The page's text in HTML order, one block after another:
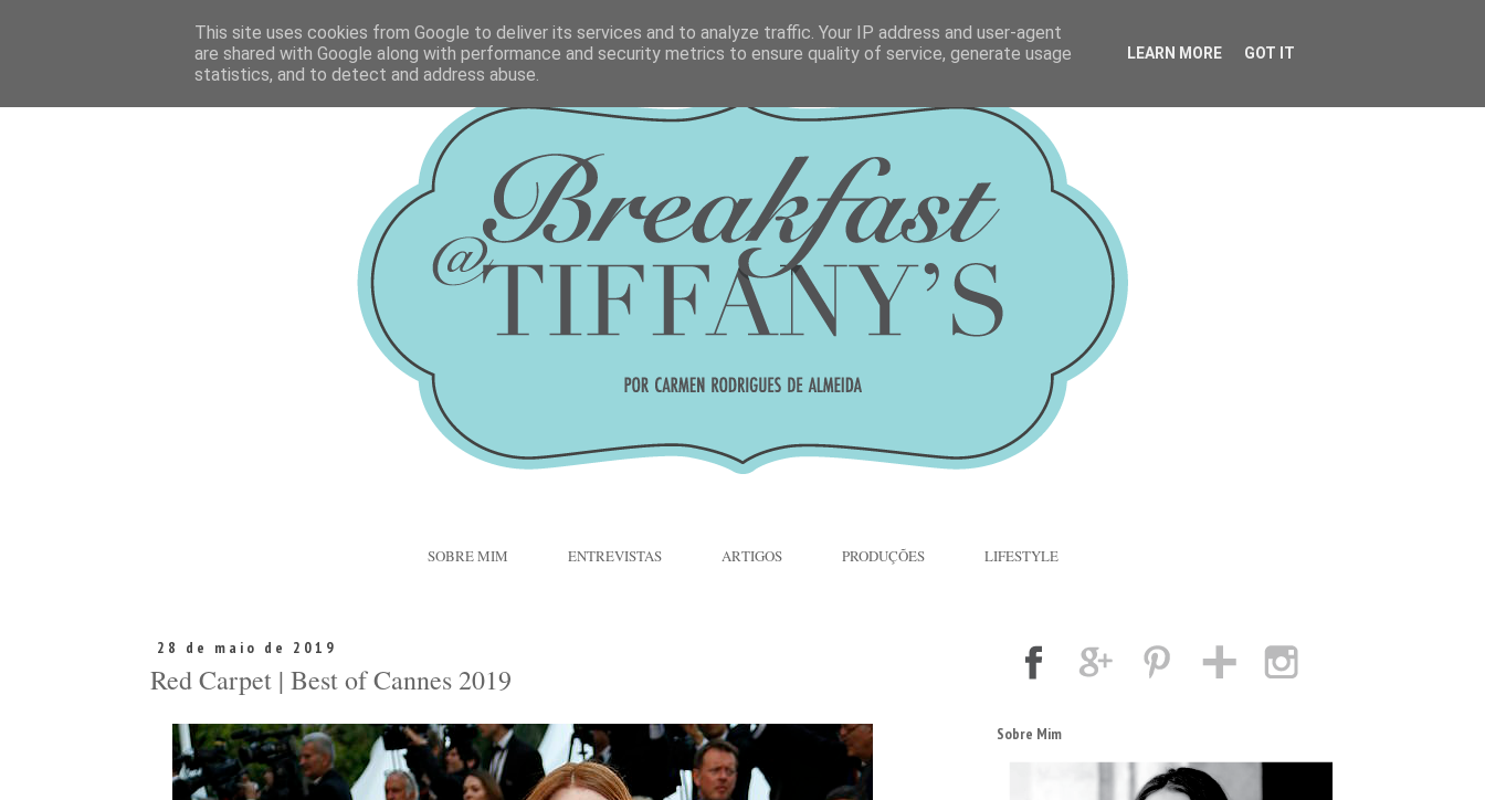
SOBRE MIM ENTREVISTAS ARTIGOS PRODUÇÕES LIFESTYLE
28 de maio de 2019
Red Carpet | Best of Cannes 2019
Sobre Mim
This site uses cookies from Google to deliver its services and to analyze traffic. Your IP address and user-agent
are shared with Google along with performance and security metrics to ensure quality of service, generate usage
statistics, and to detect and address abuse.
LEARN MORE GOT IT